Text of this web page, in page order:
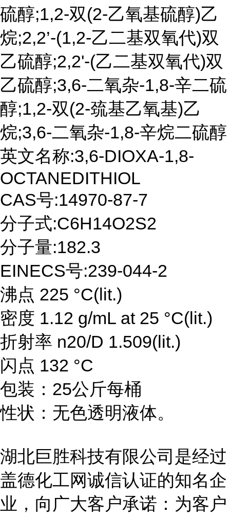
硫醇;1,2-双(2-乙氧基硫醇)乙
烷;2,2’-(1,2-乙二基双氧代)双
乙硫醇;2,2'-(乙二基双氧代)双
乙硫醇;3,6-二氧杂-1,8-辛二硫
醇;1,2-双(2-巯基乙氧基)乙
烷;3,6-二氧杂-1,8-辛烷二硫醇
英文名称:3,6-DIOXA-1,8-
OCTANEDITHIOL
CAS号:14970-87-7
分子式:C6H14O2S2
分子量:182.3
EINECS号:239-044-2
沸点 225 °C(lit.)
密度 1.12 g/mL at 25 °C(lit.)
折射率 n20/D 1.509(lit.)
闪点 132 °C
包装：25公斤每桶
性状：无色透明液体。
湖北巨胜科技有限公司是经过
盖德化工网诚信认证的知名企
业，向广大客户承诺：为客户